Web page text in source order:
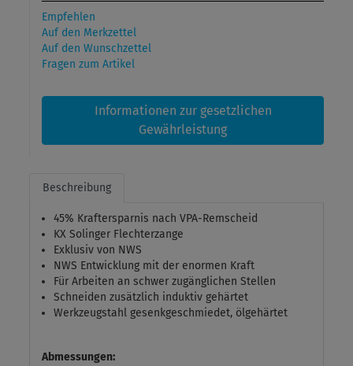
Empfehlen
Auf den Merkzettel
Auf den Wunschzettel
Fragen zum Artikel
Informationen zur gesetzlichen
Gewährleistung
Beschreibung
45% Kraftersparnis nach VPA-Remscheid
KX Solinger Flechterzange
Exklusiv von NWS
NWS Entwicklung mit der enormen Kraft
Für Arbeiten an schwer zugänglichen Stellen
Schneiden zusätzlich induktiv gehärtet
Werkzeugstahl gesenkgeschmiedet, ölgehärtet
Abmessungen: